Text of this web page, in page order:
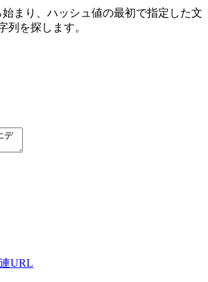
まり、ハッシュ値の最初で指定した文
列を探します。
URL